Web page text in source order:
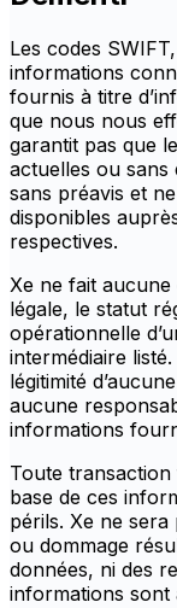
Les codes
informations
fournis à titre
que nous nous
garantit pas que
actuelles ou sans
sans préavis et
disponibles
respectives.
Xe ne fait
légale, le statut
opérationnelle
intermédiaire
légitimité
aucune
informations
Toute
base de ces
périls. Xe ne
ou dommage
données, ni des
informations sont